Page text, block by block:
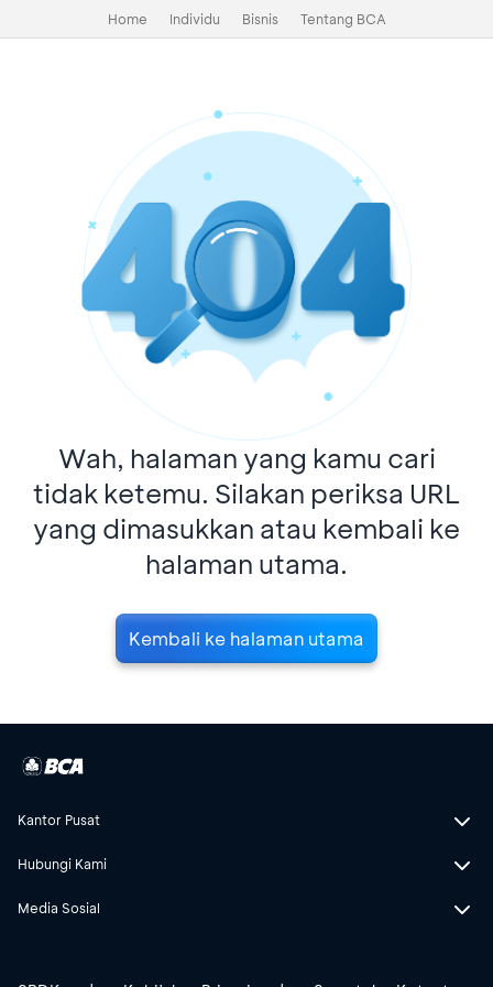
Home Individu Bisnis Tentang BCA
Wah, halaman yang kamu cari
tidak ketemu. Silakan periksa URL
yang dimasukkan atau kembali ke
halaman utama.
Kembali ke halaman utama
Kantor Pusat
Hubungi Kami
Media Sosial